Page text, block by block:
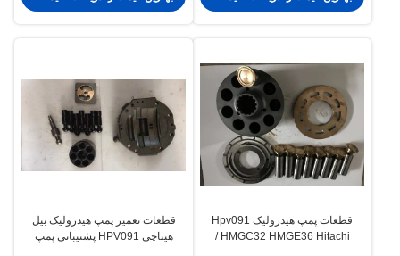
قطعات پمپ هیدرولیک Hpv091
HMGC32 HMGE36 Hitachi /
قطعات تعمیر پمپ هیدرولیک بیل
هیتاچی HPV091 پشتیبانی پمپ